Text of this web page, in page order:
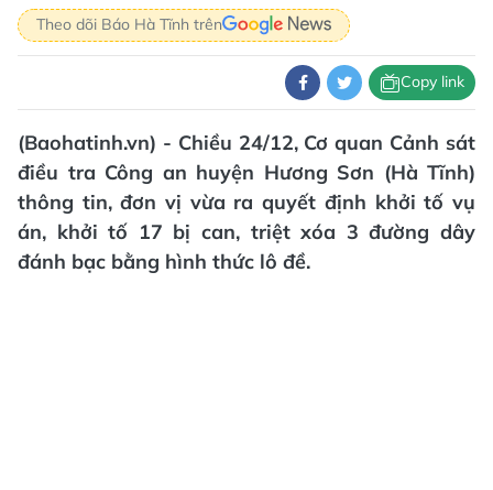
Theo dõi Báo Hà Tĩnh trên
Copy link
(Baohatinh.vn) - Chiều 24/12, Cơ quan Cảnh sát
điều tra Công an huyện Hương Sơn (Hà Tĩnh)
thông tin, đơn vị vừa ra quyết định khởi tố vụ
án, khởi tố 17 bị can, triệt xóa 3 đường dây
đánh bạc bằng hình thức lô đề.